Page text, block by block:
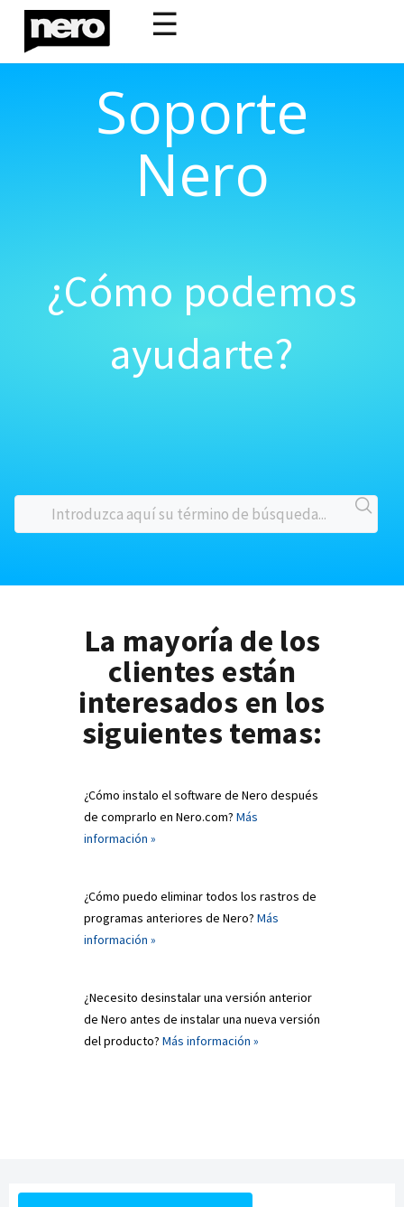
☰
Soporte
Nero
¿Cómo podemos
ayudarte?
La mayoría de los
clientes están
interesados en los
siguientes temas:
¿Cómo instalo el software de Nero después
de comprarlo en Nero.com? Más
información »
¿Cómo puedo eliminar todos los rastros de
programas anteriores de Nero? Más
información »
¿Necesito desinstalar una versión anterior
de Nero antes de instalar una nueva versión
del producto? Más información »